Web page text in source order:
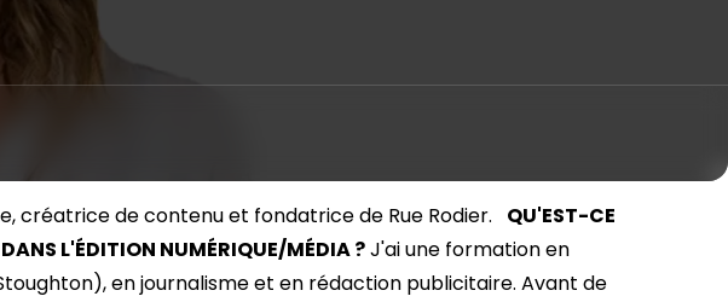
créatrice de contenu et fondatrice de Rue Rodier. QU'EST-CE
L'ÉDITION NUMÉRIQUE/MÉDIA ?J'ai une formation en
en journalisme et en rédaction publicitaire. Avant de